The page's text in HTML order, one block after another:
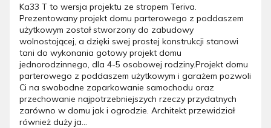
Ka33 T to wersja projektu ze stropem Teriva.
Prezentowany projekt domu parterowego z poddaszem
użytkowym został stworzony do zabudowy
wolnostojącej, a dzięki swej prostej konstrukcji stanowi
tani do wykonania gotowy projekt domu
jednorodzinnego, dla 4-5 osobowej rodziny.Projekt domu
parterowego z poddaszem użytkowym i garażem pozwoli
Ci na swobodne zaparkowanie samochodu oraz
przechowanie najpotrzebniejszych rzeczy przydatnych
zarówno w domu jak i ogrodzie. Architekt przewidział
również duży ja...